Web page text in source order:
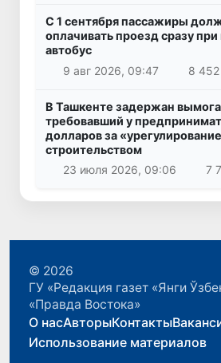
С 1 сентября пассажиры
оплачивать проезд сразу при
автобус
9 авг 2026, 09:47
8 452
В Ташкенте задержан
требовавший у
долларов за
строительством
23 июля 2026, 09:06
7
© 2026
ГУ «Редакция газет «Янги
«Правда Востока»
О насАвторыКонтакты
Использование материалов